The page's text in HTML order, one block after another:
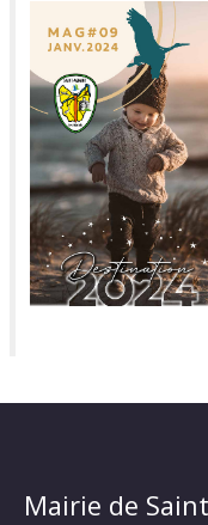
Mairie de